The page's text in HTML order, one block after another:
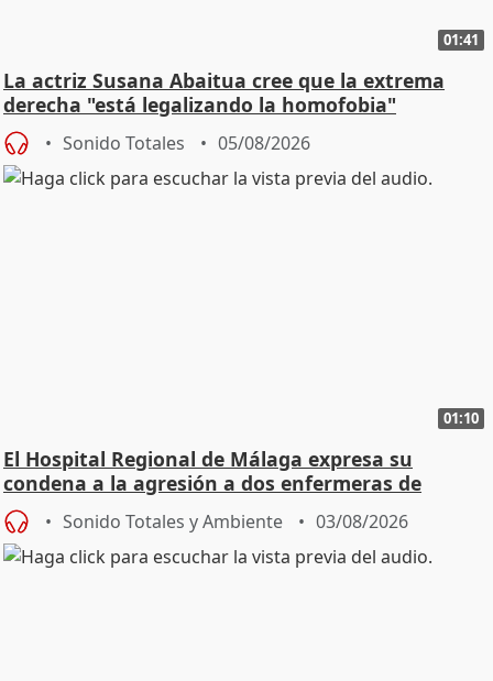
01:41
La actriz Susana Abaitua cree que la extrema
derecha "está legalizando la homofobia"
Sonido Totales 05/08/2026
01:10
El Hospital Regional de Málaga expresa su
condena a la agresión a dos enfermeras de
Urgencias
Sonido Totales y Ambiente 03/08/2026